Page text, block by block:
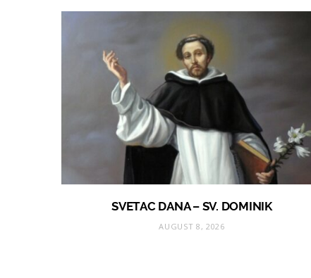
SVETAC DANA – SV. DOMINIK
AUGUST 8, 2026